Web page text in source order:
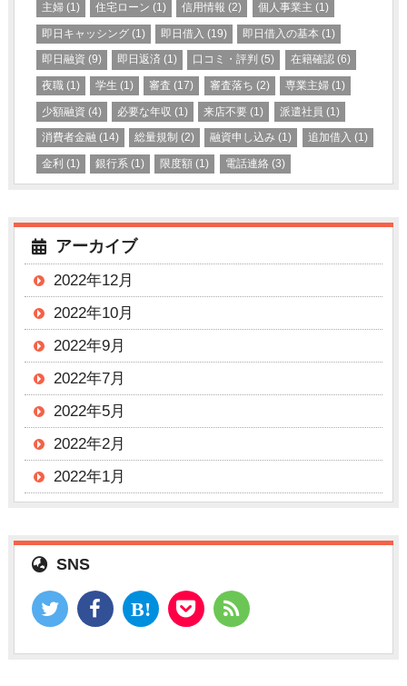
主婦 (1) 住宅ローン (1) 信用情報 (2) 個人事業主 (1)
即日キャッシング (1) 即日借入 (19) 即日借入の基本 (1)
即日融資 (9) 即日返済 (1) 口コミ・評判 (5) 在籍確認(6)
夜職 (1) 学生 (1) 審査 (17) 審査落ち (2) 専業主婦(1)
少額融資 (4) 必要な年収 (1) 来店不要 (1) 派遣社員 (1)
消費者金融 (14) 総量規制 (2) 融資申し込み (1) 追加借入 (1)
金利 (1) 銀行系 (1) 限度額 (1) 電話連絡(3)
アーカイブ
2022年12月
2022年10月
2022年9月
2022年7月
2022年5月
2022年2月
2022年1月
SNS